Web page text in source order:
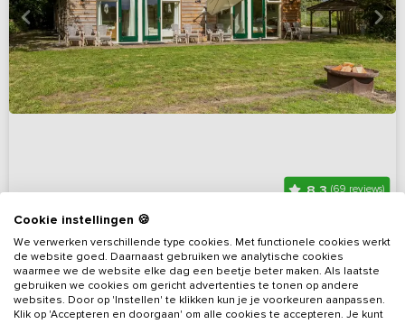
8,3(69 reviews)
Vakantieboerderij met uitgebreide
ontspanningsruimte
Op 4 km van Dwingeloo
Drenthe, omgeving Westerveld
8 - 25 11 9 8
Cookie instellingen 🍪
We verwerken verschillende type cookies. Met functionele cookies werkt
de website goed. Daarnaast gebruiken we analytische cookies
waarmee we de website elke dag een beetje beter maken. Als laatste
gebruiken we cookies om gericht advertenties te tonen op andere
websites. Door op 'Instellen' te klikken kun je je voorkeuren aanpassen.
Klik op 'Accepteren en doorgaan' om alle cookies te accepteren. Je kunt